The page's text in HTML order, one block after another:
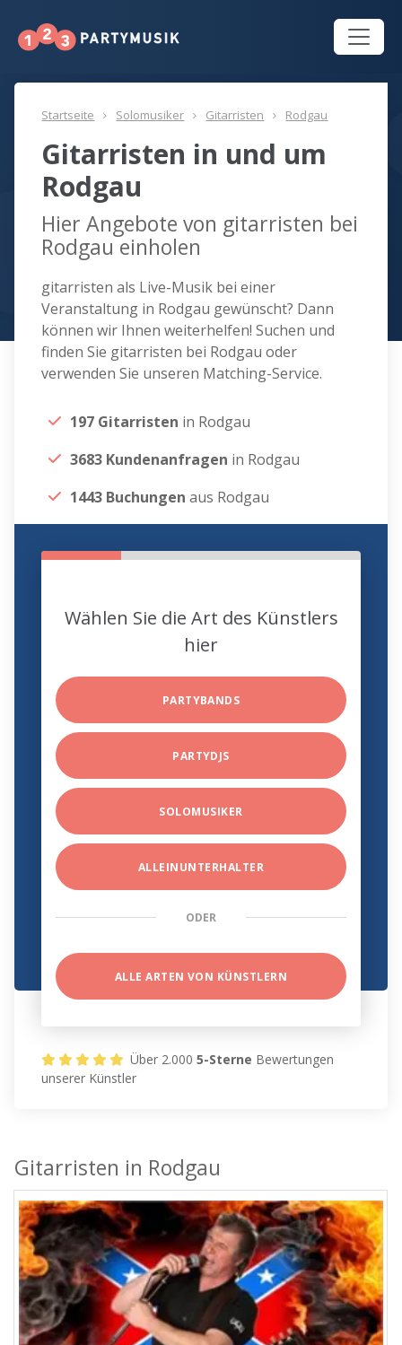
Startseite Solomusiker Gitarristen Rodgau
Gitarristen in und um
Rodgau
Hier Angebote von gitarristen bei
Rodgau einholen
gitarristen als Live-Musik bei einer
Veranstaltung in Rodgau gewünscht? Dann
können wir Ihnen weiterhelfen! Suchen und
finden Sie gitarristen bei Rodgau oder
verwenden Sie unseren Matching-Service.
197 Gitarristen in Rodgau
3683 Kundenanfragen in Rodgau
1443 Buchungen aus Rodgau
Wählen Sie die Art des Künstlers
hier
PARTYBANDS
PARTYDJS
SOLOMUSIKER
ALLEINUNTERHALTER
ODER
ALLE ARTEN VON KÜNSTLERN
Über 2.0005-Sterne Bewertungen
unserer Künstler
Gitarristen in Rodgau